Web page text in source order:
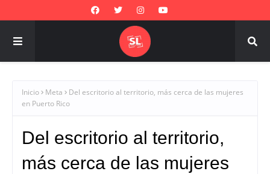
Inicio Meta
Del escritorio al territorio, más cerca de las mujeres
en Puerto Rico
Del escritorio al territorio,
más cerca de las mujeres